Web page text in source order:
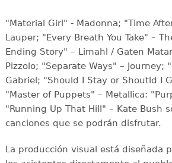
"Material Girl" - Madonna; "Time
Lauper; "Every Breath You Take" –
Ending Story" – Limahl / Gaten
Pizzolo; "Separate Ways" – Journey;
Gabriel; "Should I Stay or Shoutld I
"Master of Puppets" – Metallica:
"Running Up That Hill" – Kate Bush
canciones que se podrán disfrutar.
La producción visual está diseñada